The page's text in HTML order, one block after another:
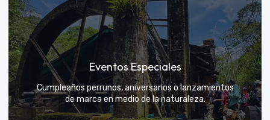
Formación y talleres
Aprende de expertos a ser el mejor guía para tu
propio explorador
VER MÁS
Eventos Especiales
Cumpleaños perrunos, aniversarios o lanzamientos
de marca en medio de la naturaleza.